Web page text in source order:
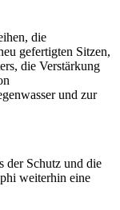
die
gefertigten Sitzen,
die Verstärkung
und zur
der Schutz und die
weiterhin eine